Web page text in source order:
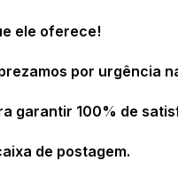
ele oferece!
por urgência
garantir 100% de
de postagem.